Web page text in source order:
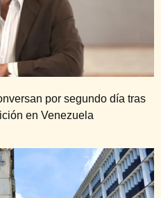
por segundo día tras
en Venezuela